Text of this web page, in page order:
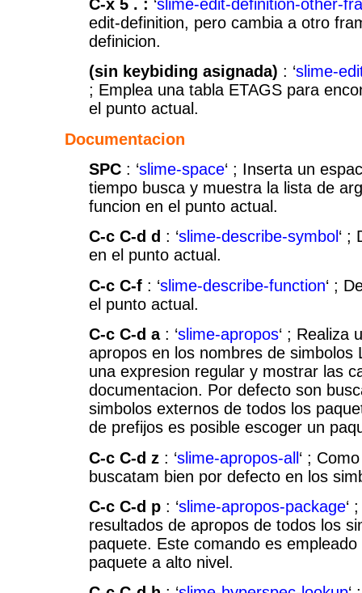
C-x 5 . : ‘slime-edit-definition-other-
edit-definition, pero cambia a otro
definicion.
(sin keybiding asignada) : ‘slime-
; Emplea una tabla ETAGS para
el punto actual.
Documentacion
SPC : ‘slime-space‘ ; Inserta un
tiempo busca y muestra la lista de
funcion en el punto actual.
C-c C-d d : ‘slime-describe-symbol ‘ ;
en el punto actual.
C-c C-f : ‘slime-describe-function‘ ;
el punto actual.
C-c C-d a: ‘slime-apropos‘ ; Realiza
apropos en los nombres de simbolos
una expresion regular y mostrar las
documentacion. Por defecto son
simbolos externos de todos los
de prefijos es posible escoger un
C-c C-d z : ‘slime-apropos-all‘ ;
buscatam bien por defecto en los
C-c C-d p : ‘slime-apropos-package‘
resultados de apropos de todos los
paquete. Este comando es
paquete a alto nivel.